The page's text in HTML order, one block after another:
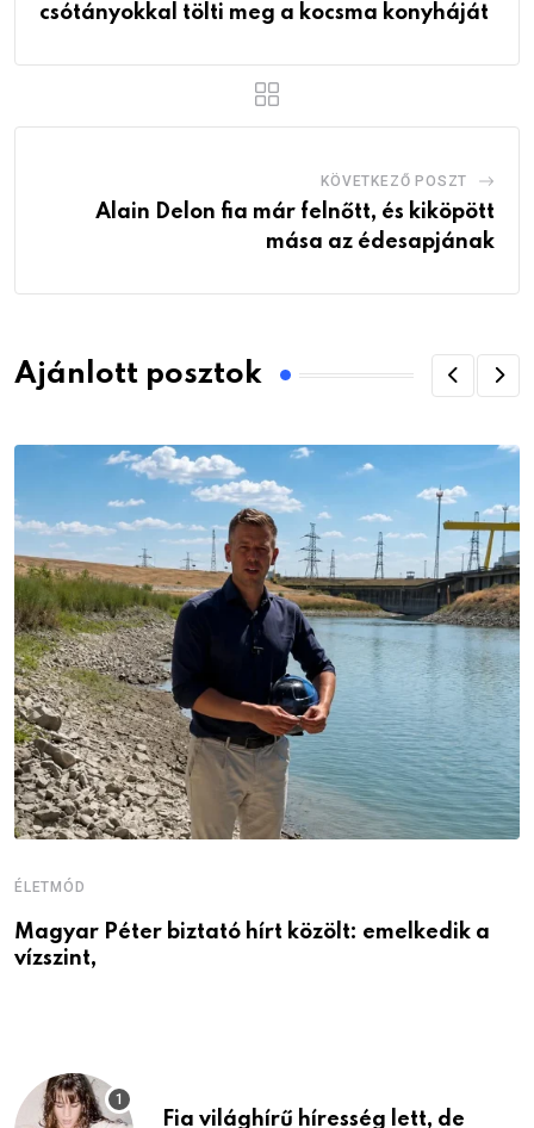
csótányokkal tölti meg a kocsma konyháját
KÖVETKEZŐ POSZT
Alain Delon fia már felnőtt, és kiköpött
mása az édesapjának
Ajánlott posztok
ÉLETMÓD
Magyar Péter biztató hírt közölt: emelkedik a
vízszint,
Fia világhírű híresség lett, de